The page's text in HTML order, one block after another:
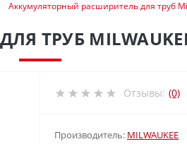
Аккумуляторный расширитель для труб
MILWAUKEE
Отзывы: (0)
Производитель: MILWAUKEE